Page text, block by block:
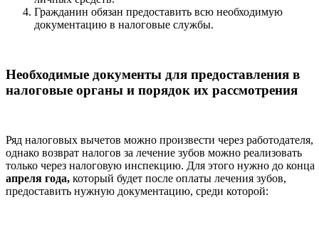
Гражданин обязан предоставить всю необходимую
документацию в налоговые службы.
Необходимые документы для предоставления в
налоговые органы и порядок их рассмотрения
Ряд налоговых вычетов можно произвести через работодателя,
однако возврат налогов за лечение зубов можно реализовать
только через налоговую инспекцию. Для этого нужно до конца
апреля года, который будет после оплаты лечения зубов,
предоставить нужную документацию, среди которой: